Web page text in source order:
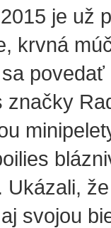
je už
krvná
značky
Ukázali,
svojou